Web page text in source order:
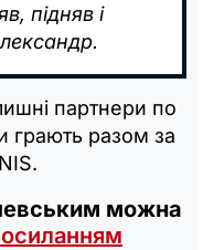
підняв і
партнери по
грають разом за
можна